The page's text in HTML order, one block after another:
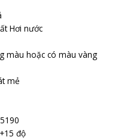
Hơi nước
màu hoặc có màu vàng
mẻ
độ